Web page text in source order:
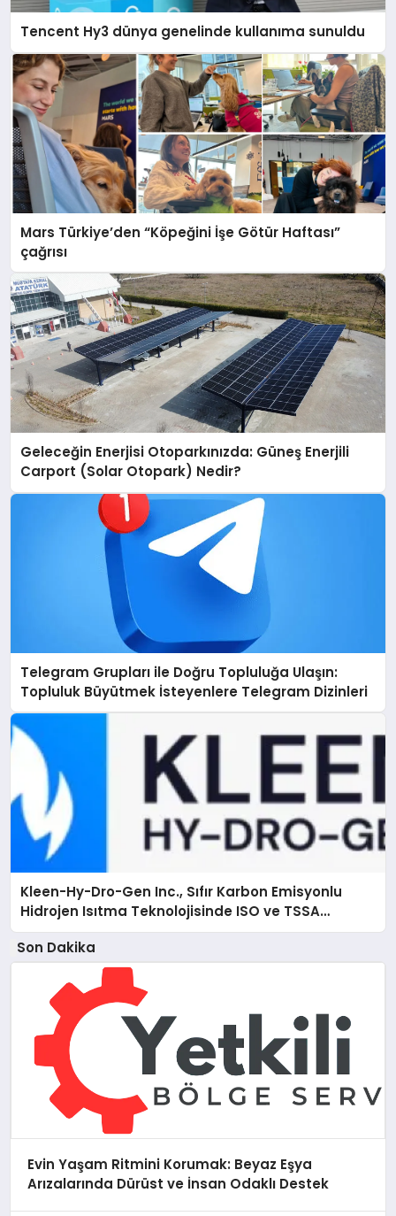
Tencent Hy3 dünya genelinde kullanıma sunuldu
Mars Türkiye’den “Köpeğini İşe Götür Haftası”
çağrısı
Geleceğin Enerjisi Otoparkınızda: Güneş Enerjili
Carport (Solar Otopark) Nedir?
Telegram Grupları ile Doğru Topluluğa Ulaşın:
Topluluk Büyütmek İsteyenlere Telegram Dizinleri
Kleen-Hy-Dro-Gen Inc., Sıfır Karbon Emisyonlu
Hidrojen Isıtma Teknolojisinde ISO ve TSSA
Düzenleyici Onaylarını Aldı
Son Dakika
Evin Yaşam Ritmini Korumak: Beyaz Eşya
Arızalarında Dürüst ve İnsan Odaklı Destek